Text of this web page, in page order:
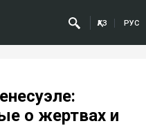
ҚАЗ РУС
о жертвах и